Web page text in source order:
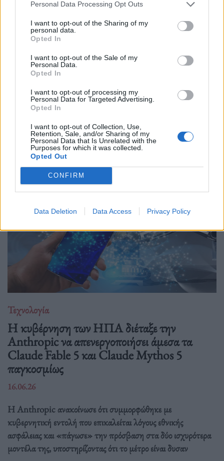
Personal Data Processing Opt Outs
I want to opt-out of the Sharing of my
personal data.
Opted In
I want to opt-out of the Sale of my
Personal Data.
Opted In
I want to opt-out of processing my
Personal Data for Targeted Advertising.
Opted In
I want to opt-out of Collection, Use,
Retention, Sale, and/or Sharing of my
Personal Data that Is Unrelated with the
Purposes for which it was collected.
Opted Out
CONFIRM
Data Deletion Data Access Privacy Policy
Τεχνολογία
Ελληνική τεχνολογία διακρίνεται
παγκοσμίως: Το Brainfood Cloud κατακτά
το Global Impact Award στο World Startup
30.06.26
Επιλέχθηκε ανάμεσα σε χιλιάδες συμμετοχές ως μία από τις
μόλις πέντε startups παγκοσμίως που παρουσίασαν τη λύση
τους στην Κεντρική Σκηνή του We Make Future 2026, μίας
από τις μεγαλύτερες διεθνείς διο
Τεχνολογία
Η κυβέρνηση των ΗΠΑ διέταξε την
Anthropic να απενεργοποιήσει άμεσα τα
Claude Fable 5 και Claude Mythos 5
παγκοσμίως
16.06.26
Η Anthropic ανακοίνωσε ότι συμμορφώθηκε με
κυβερνητική εντολή που επικαλείται λόγους εθνικής
ασφάλειας και «πάγωσε» την πρόσβαση στα δύο ισχυρότερα
μοντέλα της, υποστηρίζοντας ότι το μέτρο είναι δυσαν